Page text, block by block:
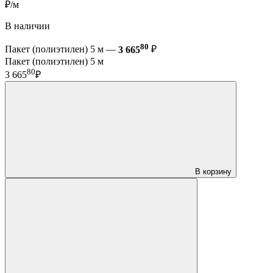
₽/м
В наличии
Пакет (полиэтилен) 5 м — 3 66580 ₽
Пакет (полиэтилен) 5 м
3 66580₽
В корзину